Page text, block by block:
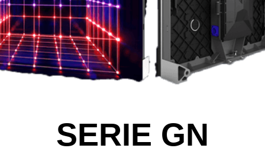
SERIE GN